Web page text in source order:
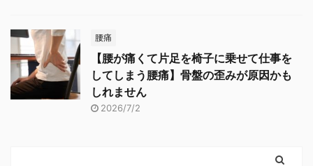
腰痛
【腰が痛くて片足を椅子に乗せて仕事を
してしまう腰痛】骨盤の歪みが原因かも
しれません
2026/7/2